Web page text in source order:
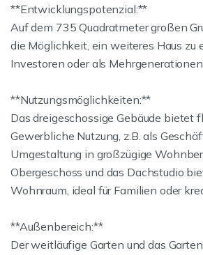
**Entwicklungspotenzial:**
Auf dem 735 Quadratmeter großen
die Möglichkeit, ein weiteres Haus zu
Investoren oder als
**Nutzungsmöglichkeiten:**
Das dreigeschossige Gebäude bietet
Gewerbliche Nutzung, z.B. als
Umgestaltung in großzügige
Obergeschoss und das Dachstudio
Wohnraum, ideal für Familien oder
**Außenbereich:**
Der weitläufige Garten und das